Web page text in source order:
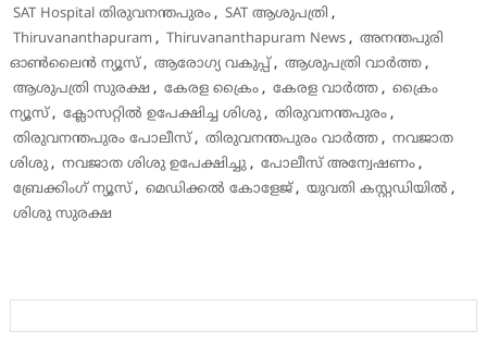
SAT Hospital തിരുവനന്തപുരം, SAT ആശുപത്രി ,
Thiruvananthapuram , Thiruvananthapuram News, അനന്തപുരി
ഓൺലൈൻ ന്യൂസ്, ആരോഗ്യ വകുപ്പ്, ആശുപത്രി വാർത്ത,
ആശുപത്രി സുരക്ഷ , കേരള ക്രൈം, കേരള വാർത്ത, ക്രൈം
ന്യൂസ്, ക്ലോസറ്റിൽ ഉപേക്ഷിച്ച ശിശു, തിരുവനന്തപുരം,
തിരുവനന്തപുരം പോലീസ്, തിരുവനന്തപുരം വാർത്ത, നവജാത
ശിശു, നവജാത ശിശു ഉപേക്ഷിച്ചു, പോലീസ് അന്വേഷണം,
ബ്രേക്കിംഗ് ന്യൂസ്, മെഡിക്കൽ കോളേജ്, യുവതി കസ്റ്റഡിയിൽ ,
ശിശു സുരക്ഷ